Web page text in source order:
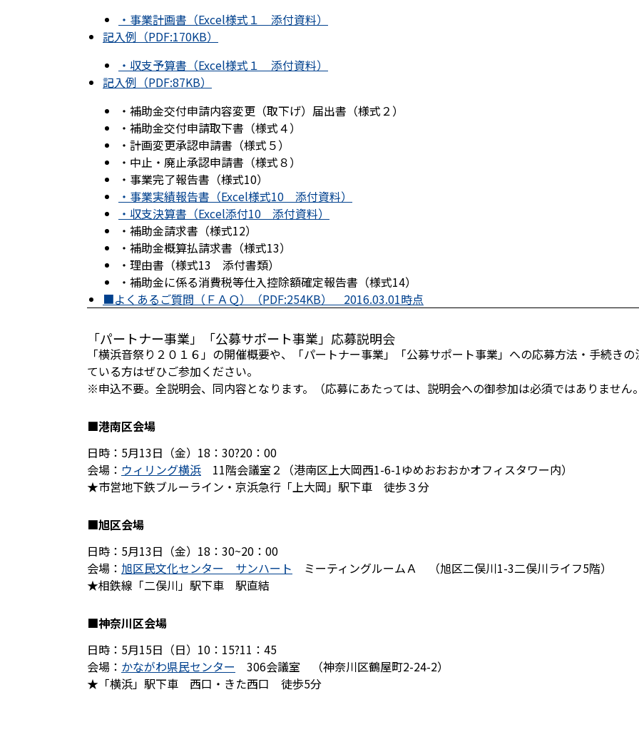
・事業計画書（Excel様式１ 添付資料）
記入例（PDF:170KB）
・収支予算書（Excel様式１ 添付資料）
記入例（PDF:87KB）
・補助金交付申請内容変更（取下げ）届出書（様式２）
・補助金交付申請取下書（様式４）
・計画変更承認申請書（様式５）
・中止・廃止承認申請書（様式８）
・事業完了報告書（様式10）
・事業実績報告書（Excel様式10 添付資料）
・収支決算書（Excel添付10 添付資料）
・補助金請求書（様式12）
・補助金概算払請求書（様式13）
・理由書（様式13 添付書類）
・補助金に係る消費税等仕入控除額確定報告書（様式14）
■よくあるご質問（ＦＡＱ）（PDF:254KB） 2016.03.01時点
「パートナー事業」「公募サポート事業」応募説明会
「横浜音祭り２０１６」の開催概要や、「パートナー事業」「公募サポート事業」への応募方法・手続き
ている方はぜひご参加ください。
※申込不要。全説明会、同内容となります。（応募にあたっては、説明会への御参加は必須ではありません
■港南区会場
日時：5月13日（金）18：30?20：00
会場： ウィリング横浜 11階会議室２（港南区上大岡西1-6-1ゆめおおおかオフィスタワー内）
★市営地下鉄ブルーライン・京浜急行「上大岡」駅下車 徒歩３分
■旭区会場
日時：5月13日（金）18：30~20：00
会場： 旭区民文化センター サンハート ミーティングルームＡ （旭区二俣川1-3二俣川ライフ5階）
★相鉄線「二俣川」駅下車 駅直結
■神奈川区会場
日時：5月15日（日）10：15?11：45
会場： かながわ県民センター 306会議室 （神奈川区鶴屋町2-24-2）
★「横浜」駅下車 西口・きた西口 徒歩5分